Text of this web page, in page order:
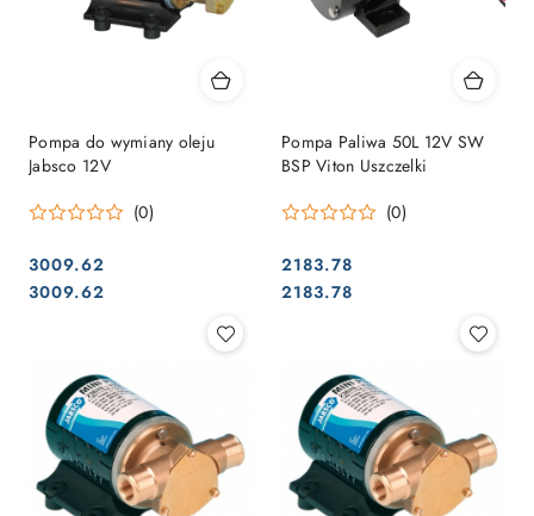
Pompa do wymiany oleju
Jabsco 12V
(0)
Cena:
3009.62
Cena:
3009.62
Pompa Paliwa 50L 12V SW
BSP Viton Uszczelki
(0)
Cena:
2183.78
Cena:
2183.78